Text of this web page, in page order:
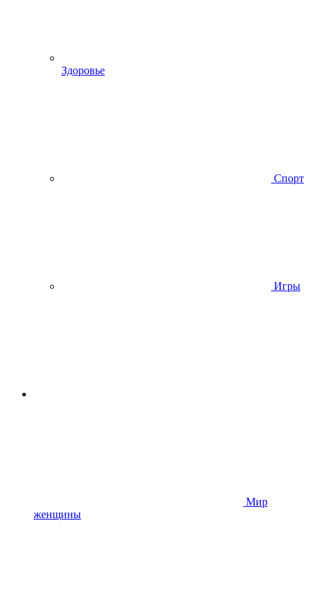
Здоровье
Спорт
Игры
Мир
женщины